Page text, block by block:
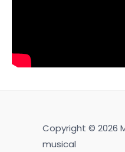
Copyright © 2026
musical